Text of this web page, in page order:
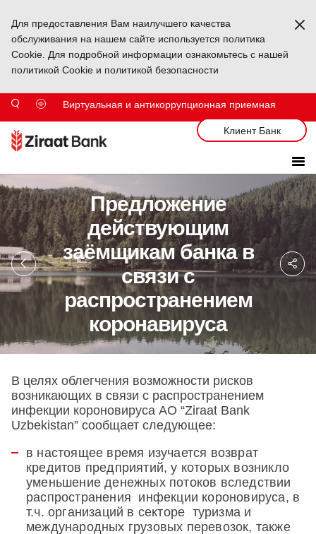
Для предоставления Вам наилучшего качества
обслуживания на нашем сайте используется политика
Cookie. Для подробной информации ознакомьтесь с нашей
политикой Cookie и политикой безопасности
Виртуальная и антикоррупционная приемная
Клиент Банк
Предложение
действующим
заёмщикам банка в
связи с
распространением
коронавируса
В целях облегчения возможности рисков
возникающих в связи с распространением
инфекции короновируса AO “Ziraat Bank
Uzbekistan” сообщает следующее:
в настоящее время изучается возврат
кредитов предприятий, у которых возникло
уменьшение денежных потоков вследствии
распространения инфекции короновируса, в
т.ч. организаций в секторе туризма и
международных грузовых перевозок, также